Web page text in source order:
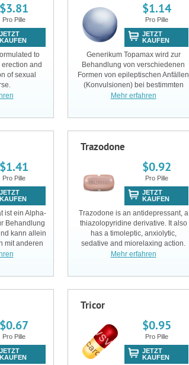
$3.81
Pro Pille
JETZT
KAUFEN
to
and
of sexual
$1.14
Pro Pille
JETZT
KAUFEN
Generikum Topamax wird zur
Behandlung von verschiedenen
Formen von epileptischen Anfällen
(Konvulsionen) bei bestimmten
PatientInnen verschrieben.
Mehr erfahren
$1.41
Pro Pille
JETZT
KAUFEN
ist ein Alpha-
Behandlung
kann allein
mit anderen
Diuretika
Trazodone
$0.92
Pro Pille
JETZT
KAUFEN
Trazodone is an antidepressant, a
thiazolopyridine derivative. It also
has a timoleptic, anxiolytic,
sedative and miorelaxing action.
Has a high affinity for some
Mehr erfahren
$0.67
Pro Pille
JETZT
KAUFEN
Tricor
$0.95
Pro Pille
JETZT
KAUFEN